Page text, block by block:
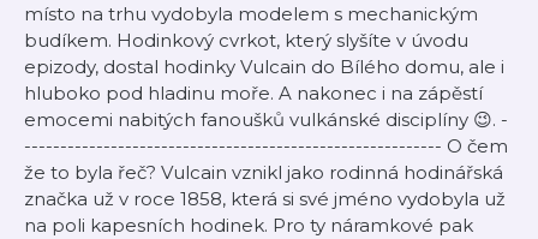
místo na trhu vydobyla modelem s mechanickým
budíkem. Hodinkový cvrkot, který slyšíte v úvodu
epizody, dostal hodinky Vulcain do Bílého domu, ale i
hluboko pod hladinu moře. A nakonec i na zápěstí
emocemi nabitých fanoušků vulkánské disciplíny 😉. -
---------------------------------------------------------- O čem
že to byla řeč? Vulcain vznikl jako rodinná hodinářská
značka už v roce 1858, která si své jméno vydobyla už
na poli kapesních hodinek. Pro ty náramkové pak